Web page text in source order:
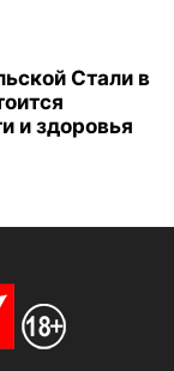
Стали в
и здоровья